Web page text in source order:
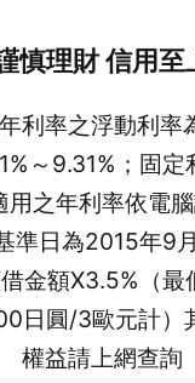
慎理財 信用至
利率之浮動利率
～9.31%；固定
用之年利率依電
準日為2015年9
金額X3.5%（最
日圓/3歐元計）
權益請上網查詢